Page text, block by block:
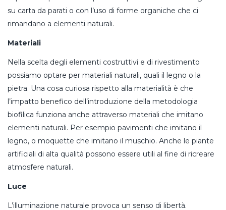
su carta da parati o con l’uso di forme organiche che ci
rimandano a elementi naturali.
Materiali
Nella scelta degli elementi costruttivi e di rivestimento
possiamo optare per materiali naturali, quali il legno o la
pietra. Una cosa curiosa rispetto alla materialità è che
l’impatto benefico dell’introduzione della metodologia
biofilica funziona anche attraverso materiali che imitano
elementi naturali. Per esempio pavimenti che imitano il
legno, o moquette che imitano il muschio. Anche le piante
artificiali di alta qualità possono essere utili al fine di ricreare
atmosfere naturali.
Luce
L’illuminazione naturale provoca un senso di libertà.